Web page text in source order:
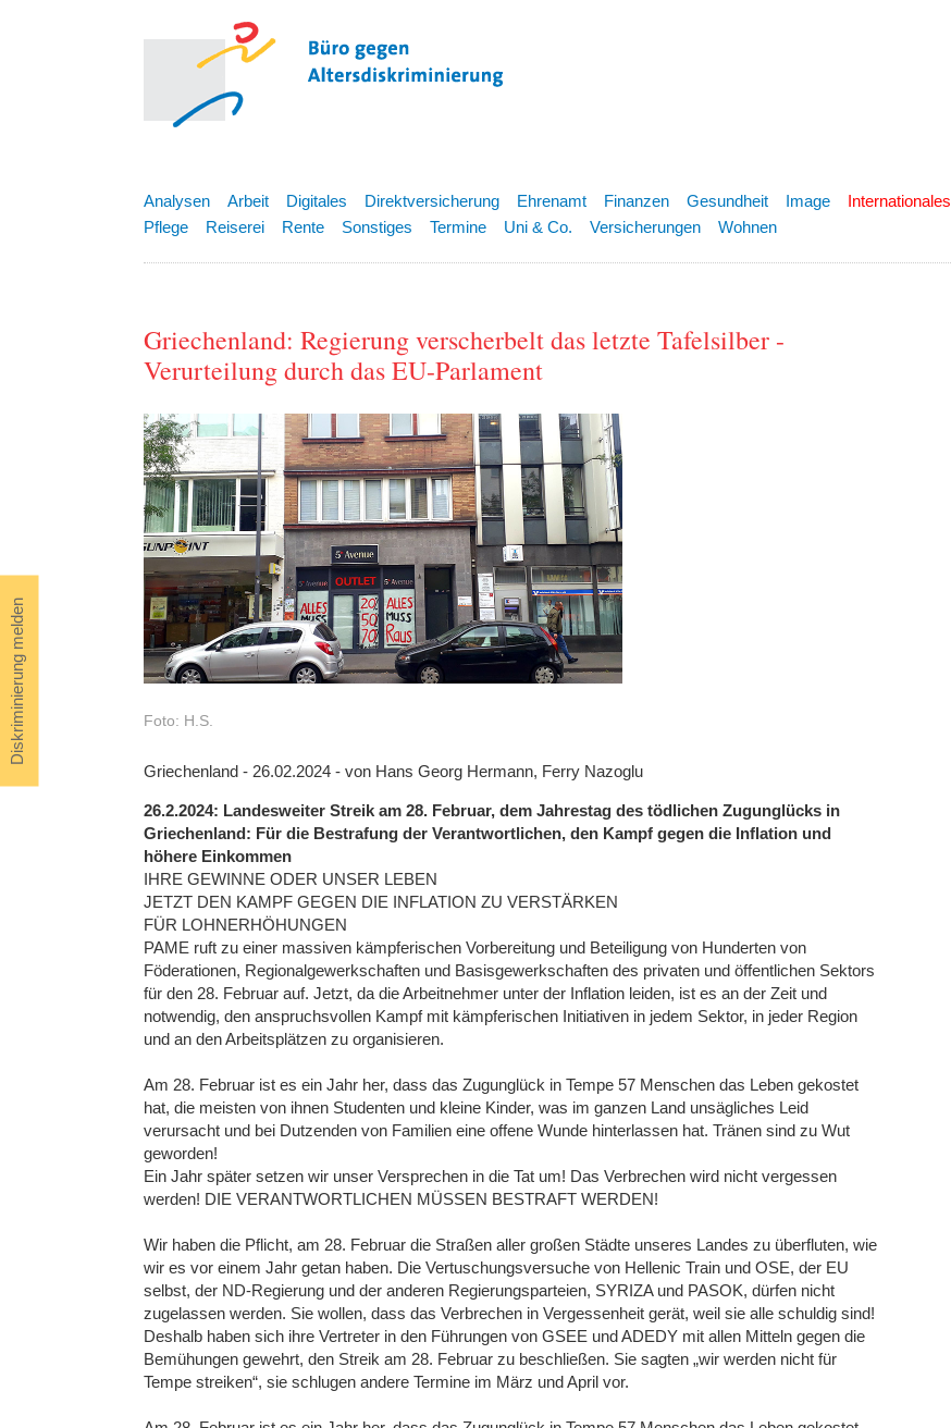
Diskriminierung melden
Analysen Arbeit Digitales Direktversicherung Ehrenamt Finanzen Gesundheit Image Internationales
Pflege
Reiserei Rente Sonstiges Termine Uni & Co. Versicherungen Wohnen
Griechenland: Regierung verscherbelt das letzte Tafelsilber -
Verurteilung durch das EU-Parlament
Foto: H.S.
Griechenland - 26.02.2024 - von Hans Georg Hermann, Ferry Nazoglu
26.2.2024: Landesweiter Streik am 28. Februar, dem Jahrestag des tödlichen Zugunglücks in
Griechenland: Für die Bestrafung der Verantwortlichen, den Kampf gegen die Inflation und
höhere Einkommen
IHRE GEWINNE ODER UNSER LEBEN
JETZT DEN KAMPF GEGEN DIE INFLATION ZU VERSTÄRKEN
FÜR LOHNERHÖHUNGEN
PAME ruft zu einer massiven kämpferischen Vorbereitung und Beteiligung von Hunderten von
Föderationen, Regionalgewerkschaften und Basisgewerkschaften des privaten und öffentlichen Sektors
für den 28. Februar auf. Jetzt, da die Arbeitnehmer unter der Inflation leiden, ist es an der Zeit und
notwendig, den anspruchsvollen Kampf mit kämpferischen Initiativen in jedem Sektor, in jeder Region
und an den Arbeitsplätzen zu organisieren.
Am 28. Februar ist es ein Jahr her, dass das Zugunglück in Tempe 57 Menschen das Leben gekostet
hat, die meisten von ihnen Studenten und kleine Kinder, was im ganzen Land unsägliches Leid
verursacht und bei Dutzenden von Familien eine offene Wunde hinterlassen hat. Tränen sind zu Wut
geworden!
Ein Jahr später setzen wir unser Versprechen in die Tat um! Das Verbrechen wird nicht vergessen
werden! DIE VERANTWORTLICHEN MÜSSEN BESTRAFT WERDEN!
Wir haben die Pflicht, am 28. Februar die Straßen aller großen Städte unseres Landes zu überfluten, wie
wir es vor einem Jahr getan haben. Die Vertuschungsversuche von Hellenic Train und OSE, der EU
selbst, der ND-Regierung und der anderen Regierungsparteien, SYRIZA und PASOK, dürfen nicht
zugelassen werden. Sie wollen, dass das Verbrechen in Vergessenheit gerät, weil sie alle schuldig sind!
Deshalb haben sich ihre Vertreter in den Führungen von GSEE und ADEDY mit allen Mitteln gegen die
Bemühungen gewehrt, den Streik am 28. Februar zu beschließen. Sie sagten „wir werden nicht für
Tempe streiken“, sie schlugen andere Termine im März und April vor.